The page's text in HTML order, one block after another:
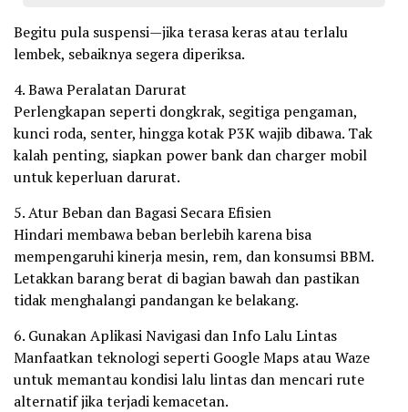
Begitu pula suspensi—jika terasa keras atau terlalu
lembek, sebaiknya segera diperiksa.
4. Bawa Peralatan Darurat
Perlengkapan seperti dongkrak, segitiga pengaman,
kunci roda, senter, hingga kotak P3K wajib dibawa. Tak
kalah penting, siapkan power bank dan charger mobil
untuk keperluan darurat.
5. Atur Beban dan Bagasi Secara Efisien
Hindari membawa beban berlebih karena bisa
mempengaruhi kinerja mesin, rem, dan konsumsi BBM.
Letakkan barang berat di bagian bawah dan pastikan
tidak menghalangi pandangan ke belakang.
6. Gunakan Aplikasi Navigasi dan Info Lalu Lintas
Manfaatkan teknologi seperti Google Maps atau Waze
untuk memantau kondisi lalu lintas dan mencari rute
alternatif jika terjadi kemacetan.